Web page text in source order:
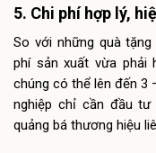
5. Chi phí hợp lý,
So với những quà
phí sản xuất vừa phải
chúng có thể lên đến 3
nghiệp chỉ cần đầu
quảng bá thương hiệu